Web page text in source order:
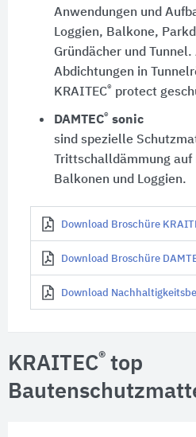
Anwendungen und
Loggien, Balkone,
Gründächer und
Abdichtungen in
KRAITEC® protect
DAMTEC® sonic
sind spezielle
Trittschalldämmung
Balkonen und Loggien.
Download Broschüre
Download Broschüre
Download
KRAITEC® top